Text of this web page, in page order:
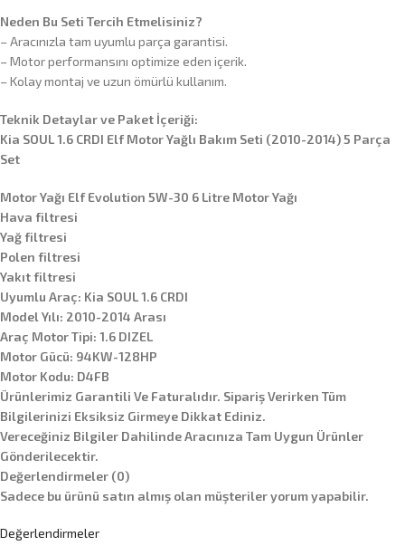
Neden Bu Seti Tercih Etmelisiniz?
– Aracınızla tam uyumlu parça garantisi.
– Motor performansını optimize eden içerik.
– Kolay montaj ve uzun ömürlü kullanım.
Teknik Detaylar ve Paket İçeriği:
Kia SOUL 1.6 CRDI Elf Motor Yağlı Bakım Seti (2010-2014) 5 Parça
Set
Motor Yağı Elf Evolution 5W-30 6 Litre Motor Yağı
Hava filtresi
Yağ filtresi
Polen filtresi
Yakıt filtresi
Uyumlu Araç: Kia SOUL 1.6 CRDI
Model Yılı: 2010-2014 Arası
Araç Motor Tipi: 1.6 DIZEL
Motor Gücü: 94KW-128HP
Motor Kodu: D4FB
Ürünlerimiz Garantili Ve Faturalıdır. Sipariş Verirken Tüm
Bilgilerinizi Eksiksiz Girmeye Dikkat Ediniz.
Vereceğiniz Bilgiler Dahilinde Aracınıza Tam Uygun Ürünler
Gönderilecektir.
Değerlendirmeler (0)
Değerlendirmeler
Sadece bu ürünü satın almış olan müşteriler yorum yapabilir.